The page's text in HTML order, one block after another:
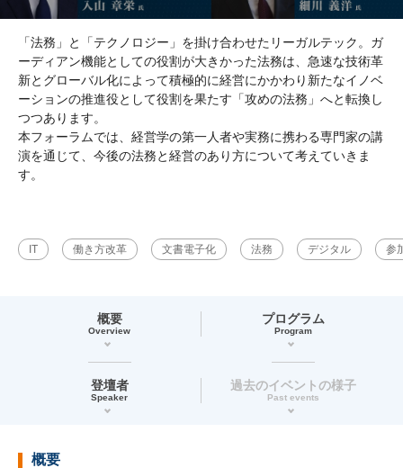
「法務」と「テクノロジー」を掛け合わせたリーガルテック。ガ
ーディアン機能としての役割が大きかった法務は、急速な技術革
新とグローバル化によって積極的に経営にかかわり新たなイノベ
ーションの推進役として役割を果たす「攻めの法務」へと転換し
つつあります。
本フォーラムでは、経営学の第一人者や実務に携わる専門家の講
演を通じて、今後の法務と経営のあり方について考えていきま
す。
IT 働き方改革 文書電子化 法務 デジタル 参
概要
Overview
プログラム
Program
登壇者
Speaker
過去のイベントの様子
Past events
概要